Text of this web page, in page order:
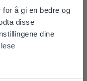
å gi en bedre og
disse
dine
!
de aula
you might
There you'll